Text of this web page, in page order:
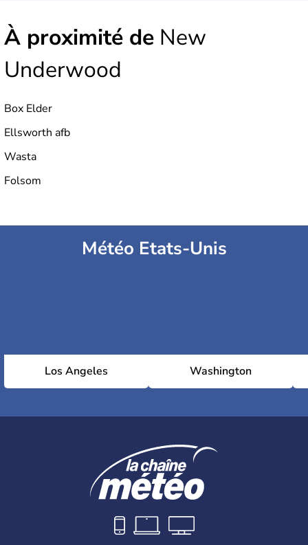
À proximité de New
Underwood
Box Elder
Ellsworth afb
Wasta
Folsom
Météo Etats-Unis
Los Angeles Washington